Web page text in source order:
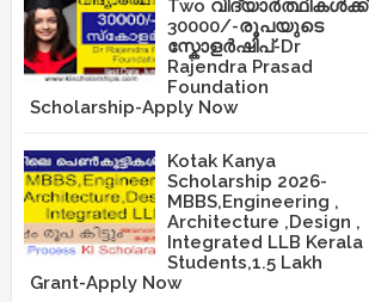
Two വിദ്യാർത്ഥികൾക്ക്
30000/-രൂപയുടെ
സ്കോളർഷിപ്-Dr
Rajendra Prasad
Foundation
Scholarship-Apply Now
Kotak Kanya
Scholarship 2026-
MBBS,Engineering ,
Architecture ,Design ,
Integrated LLB Kerala
Students,1.5 Lakh
Grant-Apply Now